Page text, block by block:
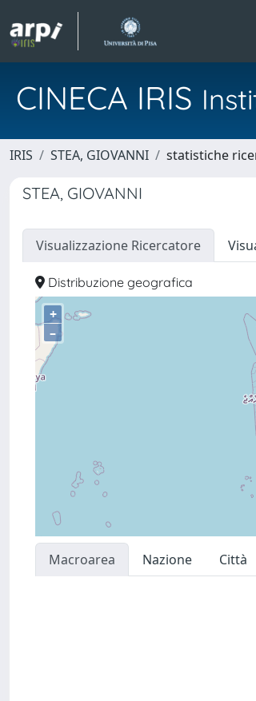
CINECA IRIS
IRIS STEA, GIOVANNI statistiche
STEA, GIOVANNI
Visualizzazione Ricercatore
Distribuzione geografica
+
–
Macroarea Nazione Città